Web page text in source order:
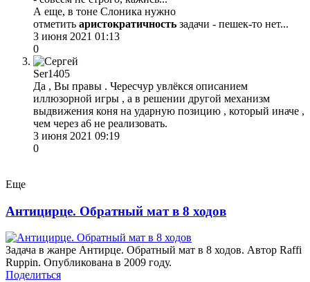
А еще, в тоне Слоника нужно
отметить аристократичность задачи - пешек-то нет...
3 июня 2021 01:13
0
Ser1405
Да , Вы правы . Чересчур увлёкся описанием
иллюзорной игры , а в решении другой механизм
выдвижения коня на ударную позицию , который иначе ,
чем через а6 не реализовать.
3 июня 2021 09:19
0
Еще
Антицирце. Обратный мат в 8 ходов
Задача в жанре Антирце. Обратный мат в 8 ходов. Автор Raffi
Ruppin. Опубликована в 2009 году.
Поделиться